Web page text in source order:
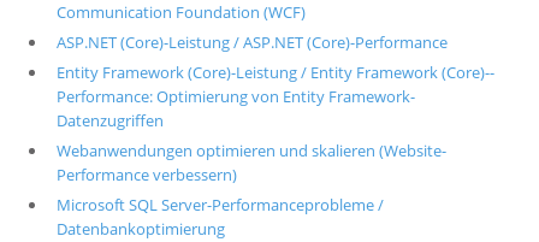
Communication Foundation (WCF)
ASP.NET (Core)-Leistung / ASP.NET (Core)-Performance
Entity Framework (Core)-Leistung / Entity Framework (Core)--
Performance: Optimierung von Entity Framework-
Datenzugriffen
Webanwendungen optimieren und skalieren (Website-
Performance verbessern)
Microsoft SQL Server-Performanceprobleme /
Datenbankoptimierung